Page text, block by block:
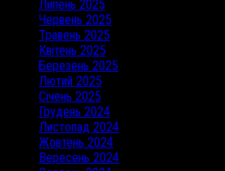
Липень 2025
Червень 2025
Травень 2025
Квітень 2025
Березень 2025
Лютий 2025
Січень 2025
Грудень 2024
Листопад 2024
Жовтень 2024
Вересень 2024